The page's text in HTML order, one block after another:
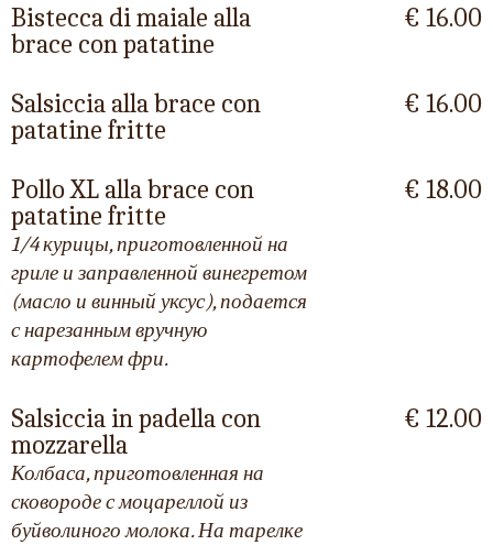
Bistecca di maiale alla
brace con patatine
€ 16.00
Salsiccia alla brace con
patatine fritte
€ 16.00
Pollo XL alla brace con
patatine fritte
1/4 курицы, приготовленной на
гриле и заправленной винегретом
(масло и винный уксус), подается
с нарезанным вручную
картофелем фри.
€ 18.00
Salsiccia in padella con
mozzarella
Колбаса, приготовленная на
сковороде с моцареллой из
буйволиного молока. На тарелке
€ 12.00